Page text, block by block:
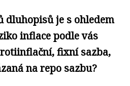
dluhopisů je s ohledem
inflace podle vás
fixní sazba,
na repo sazbu?